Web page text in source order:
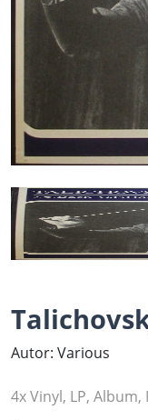
Autor: Various
4x Vinyl, LP, Album,